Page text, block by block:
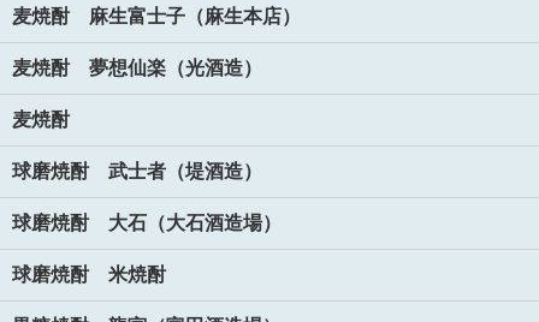
麦焼酎 麻生富士子（麻生本店）
麦焼酎 夢想仙楽（光酒造）
麦焼酎
球磨焼酎 武士者（堤酒造）
球磨焼酎 大石（大石酒造場）
球磨焼酎 米焼酎